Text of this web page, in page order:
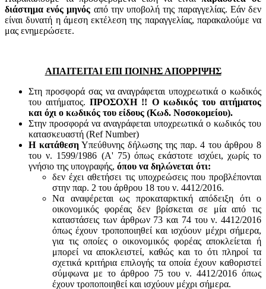
διάστημα ενός μηνός από την υποβολή της παραγγελίας. Εάν δεν
είναι δυνατή η άμεση εκτέλεση της παραγγελίας, παρακαλούμε να
μας ενημερώσετε.
ΑΠΑΙΤΕΙΤΑΙ ΕΠΙ ΠΟΙΝΗΣ ΑΠΟΡΡΙΨΗΣ
Στη προσφορά σας να αναγράφεται υποχρεωτικά ο κωδικός
του αιτήματος.ΠΡΟΣΟΧΗ !! Ο κωδικός του αιτήματος
και όχι ο κωδικός του είδους (Κωδ. Νοσοκομείου).
Στην προσφορά να αναγράφεται υποχρεωτικά ο κωδικός του
κατασκευαστή (Ref Number)
Η κατάθεσηΥπεύθυνης δήλωσης της παρ. 4 του άρθρου 8
του ν. 1599/1986 (Α' 75) όπως εκάστοτε ισχύει, χωρίς το
γνήσιο της υπογραφής, όπου να δηλώνεται ότι:
δεν έχει αθετήσει τις υποχρεώσεις που προβλέπονται
στην παρ. 2 του άρθρου 18 του ν. 4412/2016.
Να αναφέρεται ως προκαταρκτική απόδειξη ότι ο
οικονομικός φορέας δεν βρίσκεται σε μία από τις
καταστάσεις των άρθρων 73 και 74 του ν. 4412/2016
όπως έχουν τροποποιηθεί και ισχύουν μέχρι σήμερα,
για τις οποίες ο οικονομικός φορέας αποκλείεται ή
μπορεί να αποκλειστεί, καθώς και το ότι πληροί τα
σχετικά κριτήρια επιλογής τα οποία έχουν καθοριστεί
σύμφωνα με τo άρθροo 75 του ν. 4412/2016 όπως
έχουν τροποποιηθεί και ισχύουν μέχρι σήμερα.